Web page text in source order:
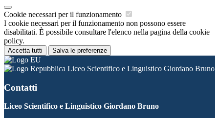
Cookie necessari per il funzionamento
I cookie necessari per il funzionamento non possono essere
disabilitati. È possibile consultare l'elenco nella pagina della cookie
policy.
Accetta tutti Salva le preferenze
Liceo Scientifico e Linguistico Giordano Bruno
Contatti
Liceo Scientifico e Linguistico Giordano Bruno